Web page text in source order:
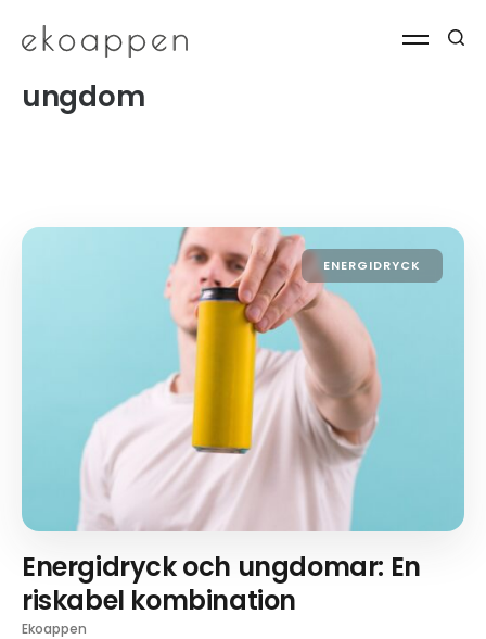
ungdom
ENERGIDRYCK
Energidryck och ungdomar: En
riskabel kombination
Ekoappen